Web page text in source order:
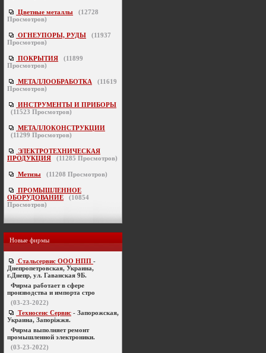
Цветные металлы (12728
Просмотров)
ОГНЕУПОРЫ, РУДЫ (11937
Просмотров)
ПОКРЫТИЯ (11899
Просмотров)
МЕТАЛЛООБРАБОТКА (11619
Просмотров)
ИНСТРУМЕНТЫ И ПРИБОРЫ
(11523 Просмотров)
МЕТАЛЛОКОНСТРУКЦИИ
(11299 Просмотров)
ЭЛЕКТРОТЕХНИЧЕСКАЯ
ПРОДУКЦИЯ
(11285 Просмотров)
Метизы (11208 Просмотров)
ПРОМЫШЛЕННОЕ
ОБОРУДОВАНИЕ
(10854
Просмотров)
Новые фирмы
Стальсервис ООО НПП -
Днепропетровская, Украина,
г.Днепр, ул. Гаванская 9Б.
Фирма работает в сфере
производства и импорта стро
(03-23-2022)
Техносенс Сервис - Запорожская,
Украина, Запоріжжя.
Фирма выполняет ремонт
промышленной электроники.
(03-23-2022)